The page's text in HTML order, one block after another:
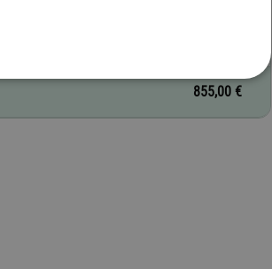
855,00 €